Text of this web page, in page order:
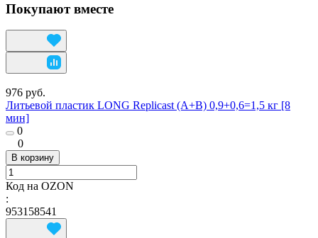
Покупают вместе
976 руб.
Литьевой пластик LONG Replicast (А+В) 0,9+0,6=1,5 кг [8
мин]
0
0
В корзину
Код на OZON
:
953158541